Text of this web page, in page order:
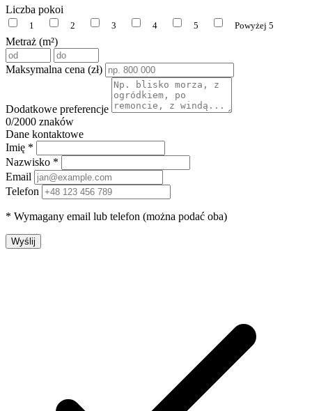
Liczba pokoi
1 2 3 4 5 Powyżej 5
Metraż (m²)
Maksymalna cena (zł)
Dodatkowe preferencje
0/2000 znaków
Dane kontaktowe
Imię *
Nazwisko *
Email
Telefon
* Wymagany email lub telefon (można podać oba)
Wyślij